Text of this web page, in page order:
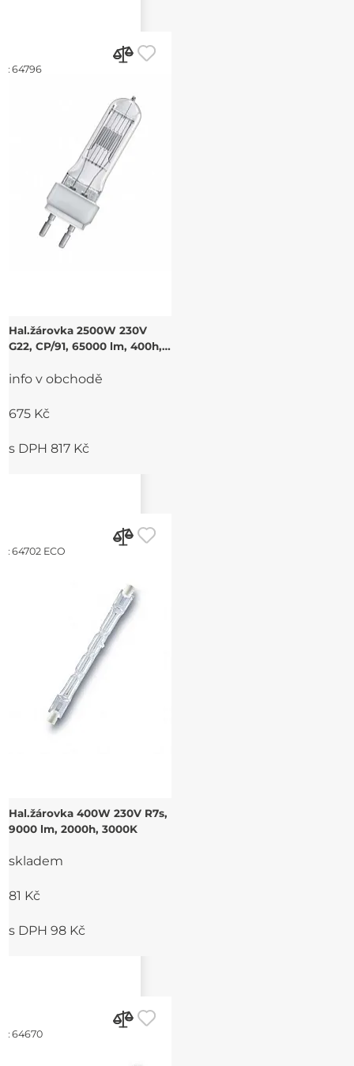
64796
Hal.žárovka 2500W 230V
G22, CP/91, 65000 lm, 400h,
info v obchodě
675 Kč
s DPH 817 Kč
64702 ECO
Hal.žárovka 400W 230V R7s,
9000 lm, 2000h, 3000K
skladem
81 Kč
s DPH 98 Kč
64670